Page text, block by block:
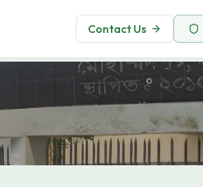
Contact Us